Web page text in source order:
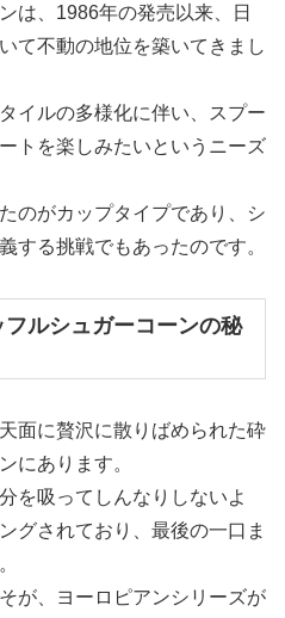
は、1986年の発売以来、日
て不動の地位を築いてきまし
イルの多様化に伴い、スプー
トを楽しみたいというニーズ
のがカップタイプであり、シ
する挑戦でもあったのです。
フルシュガーコーンの秘
面に贅沢に散りばめられた砕
にあります。
を吸ってしんなりしないよ
グされており、最後の一口ま
が、ヨーロピアンシリーズが